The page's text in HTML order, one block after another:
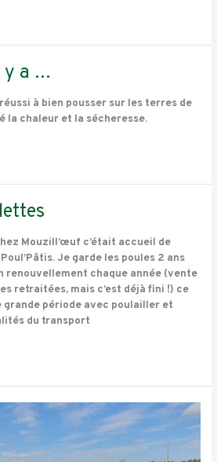
y a …
à bien pousser sur les terres de
la chaleur et la sécheresse.
Mouzill’œuf c’était accueil de
Je garde les poules 2 ans
renouvellement chaque année (vente
retraitées, mais c’est déjà fini !) ce
grande période avec poulailler et
du transport